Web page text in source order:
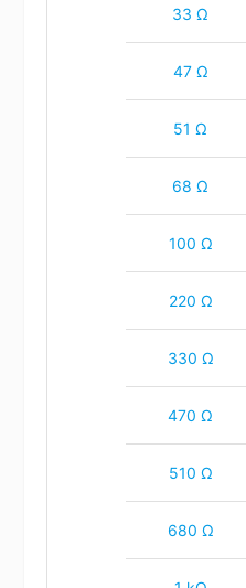
33 Ω
47 Ω
51 Ω
68 Ω
100 Ω
220 Ω
330 Ω
470 Ω
510 Ω
680 Ω